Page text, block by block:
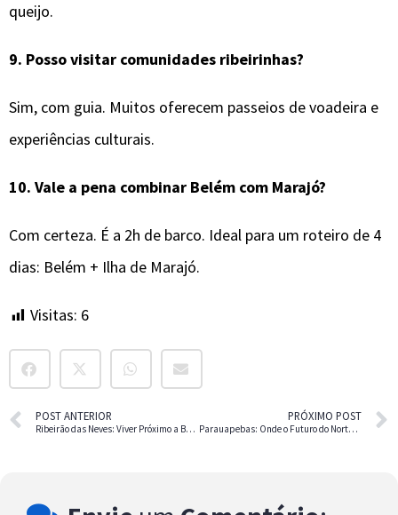
queijo.
9. Posso visitar comunidades ribeirinhas?
Sim, com guia. Muitos oferecem passeios de voadeira e
experiências culturais.
10. Vale a pena combinar Belém com Marajó?
Com certeza. É a 2h de barco. Ideal para um roteiro de 4
dias: Belém + Ilha de Marajó.
Visitas: 6
POST ANTERIOR
Ribeirão das Neves: Viver Próximo a BH com Custo de Vida Baixo
PRÓXIMO POST
Parauapebas: Onde o Futuro do Norte se Constrói